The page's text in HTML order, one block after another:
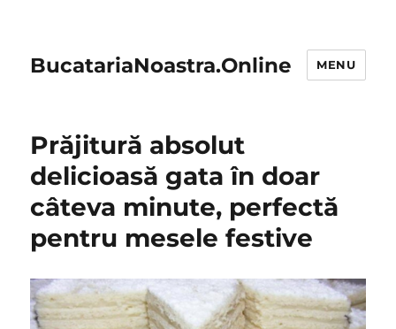
BucatariaNoastra.Online MENU
Prăjitură absolut
delicioasă gata în doar
câteva minute, perfectă
pentru mesele festive